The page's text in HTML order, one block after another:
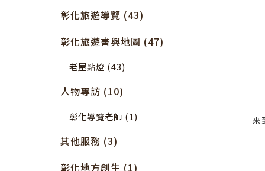
彰化旅遊導覽 (43)
彰化旅遊書與地圖 (47)
老屋點燈 (43)
人物專訪 (10)
彰化導覽老師 (1)
其他服務 (3)
彰化地方創生 (1)
來